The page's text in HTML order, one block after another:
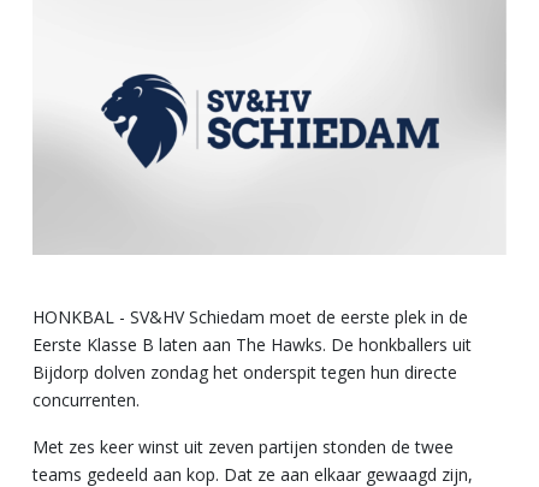
HONKBAL - SV&HV Schiedam moet de eerste plek in de
Eerste Klasse B laten aan The Hawks. De honkballers uit
Bijdorp dolven zondag het onderspit tegen hun directe
concurrenten.
Met zes keer winst uit zeven partijen stonden de twee
teams gedeeld aan kop. Dat ze aan elkaar gewaagd zijn,